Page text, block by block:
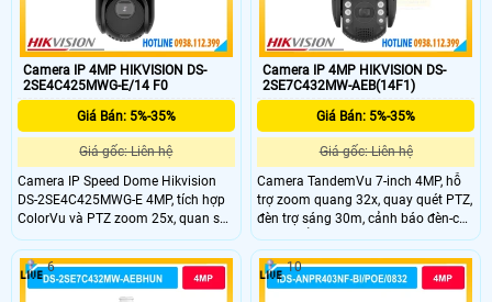
Camera IP 4MP HIKVISION DS-
2SE4C425MWG-E/14 F0
Giá Bán: 5%-35%
Giá gốc: Liên hệ
Camera IP Speed Dome Hikvision
DS-2SE4C425MWG-E 4MP, tích hợp
ColorVu và PTZ zoom 25x, quan sát
màu 24/7, IR 100m.
Camera IP 4MP HIKVISION DS-
2SE7C432MW-AEB(14F1)
Giá Bán: 5%-35%
Giá gốc: Liên hệ
Camera TandemVu 7-inch 4MP, hỗ
trợ zoom quang 32x, quay quét PTZ,
đèn trợ sáng 30m, cảnh báo đèn-còi,
đạt chuẩn IP66 & IK10
6 10